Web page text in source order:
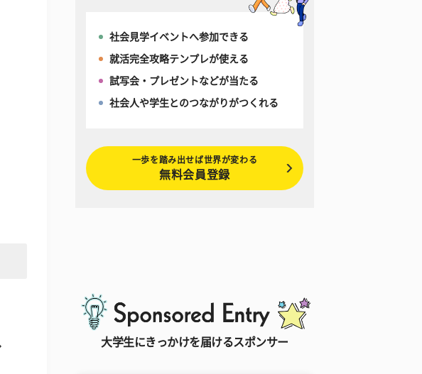
社会見学イベントへ参加できる
就活完全攻略テンプレが使える
試写会・プレゼントなどが当たる
社会人や学生とのつながりがつくれる
一歩を踏み出せば世界が変わる
無料会員登録
大学生にきっかけを届けるスポンサー